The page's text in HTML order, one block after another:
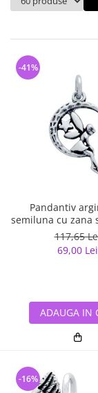
Pandantiv
semiluna cu zana
Be Fantastic
117,65
69,00 Lei
-41%
ADAUGA IN
-16%